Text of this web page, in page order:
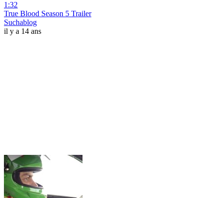
1:32
True Blood Season 5 Trailer
Suchablog
il y a 14 ans